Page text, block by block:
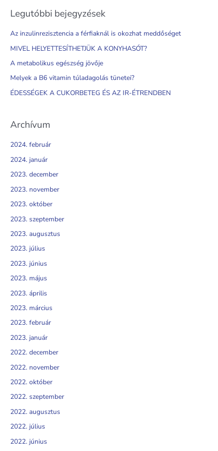
r
c
r
:
Legutóbbi bejegyzések
Az inzulinrezisztencia a férfiaknál is okozhat meddőséget
MIVEL HELYETTESÍTHETJÜK A KONYHASÓT?
A metabolikus egészség jövője
Melyek a B6 vitamin túladagolás tünetei?
ÉDESSÉGEK A CUKORBETEG ÉS AZ IR-ÉTRENDBEN
Archívum
2024. február
2024. január
2023. december
2023. november
2023. október
2023. szeptember
2023. augusztus
2023. július
2023. június
2023. május
2023. április
2023. március
2023. február
2023. január
2022. december
2022. november
2022. október
2022. szeptember
2022. augusztus
2022. július
2022. június